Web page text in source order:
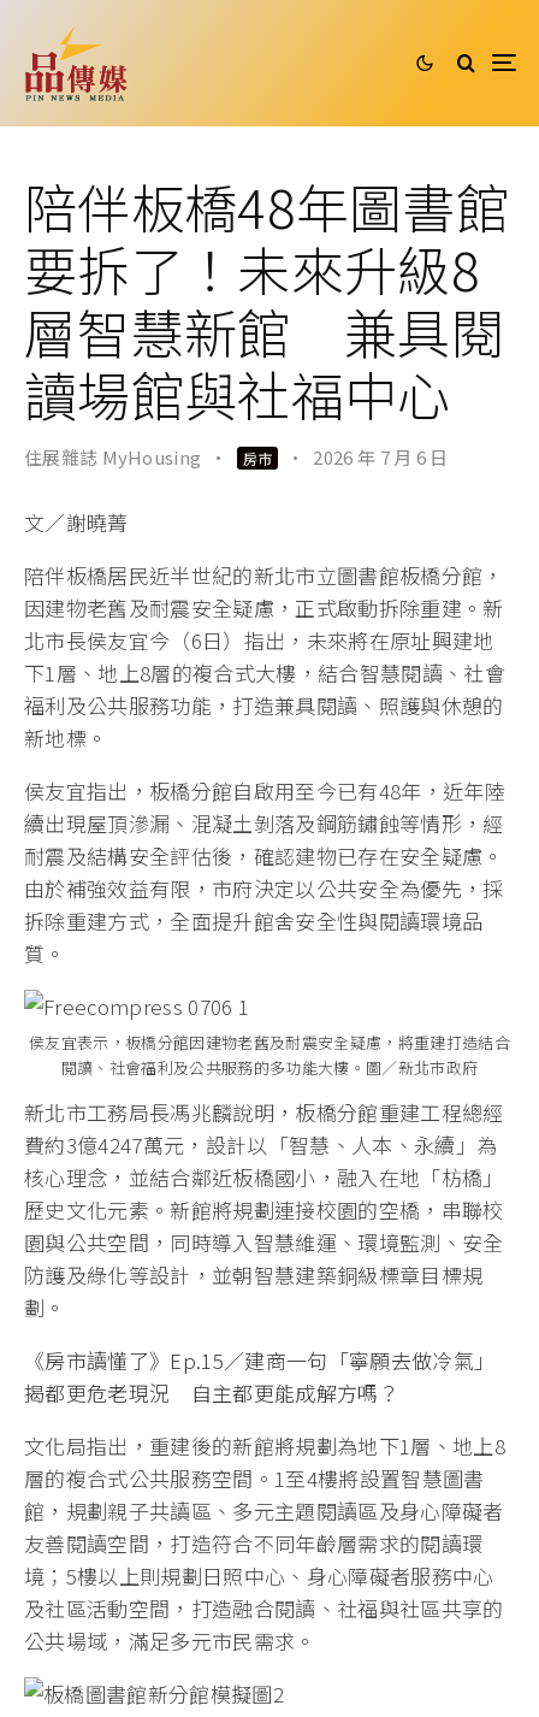
陪伴板橋48年圖書館
要拆了！未來升級8
層智慧新館 兼具閱
讀場館與社福中心
住展雜誌 MyHousing · 房市 · 2026 年 7 月 6 日
文／謝曉菁
陪伴板橋居民近半世紀的新北市立圖書館板橋分館，
因建物老舊及耐震安全疑慮，正式啟動拆除重建。新
北市長侯友宜今（6日）指出，未來將在原址興建地
下1層、地上8層的複合式大樓，結合智慧閱讀、社會
福利及公共服務功能，打造兼具閱讀、照護與休憩的
新地標。
侯友宜指出，板橋分館自啟用至今已有48年，近年陸
續出現屋頂滲漏、混凝土剝落及鋼筋鏽蝕等情形，經
耐震及結構安全評估後，確認建物已存在安全疑慮。
由於補強效益有限，市府決定以公共安全為優先，採
拆除重建方式，全面提升館舍安全性與閱讀環境品
質。
侯友宜表示，板橋分館因建物老舊及耐震安全疑慮，將重建打造結合
閱讀、社會福利及公共服務的多功能大樓。圖／新北市政府
新北市工務局長馮兆麟說明，板橋分館重建工程總經
費約3億4247萬元，設計以「智慧、人本、永續」為
核心理念，並結合鄰近板橋國小，融入在地「枋橋」
歷史文化元素。新館將規劃連接校園的空橋，串聯校
園與公共空間，同時導入智慧維運、環境監測、安全
防護及綠化等設計，並朝智慧建築銅級標章目標規
劃。
《房市讀懂了》Ep.15／建商一句「寧願去做冷氣」
揭都更危老現況 自主都更能成解方嗎？
文化局指出，重建後的新館將規劃為地下1層、地上8
層的複合式公共服務空間。1至4樓將設置智慧圖書
館，規劃親子共讀區、多元主題閱讀區及身心障礙者
友善閱讀空間，打造符合不同年齡層需求的閱讀環
境；5樓以上則規劃日照中心、身心障礙者服務中心
及社區活動空間，打造融合閱讀、社福與社區共享的
公共場域，滿足多元市民需求。